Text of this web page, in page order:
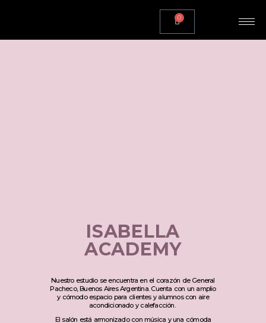
0
ISABELLA
ACADEMY
Nuestro estudio se encuentra en el corazón de General
Pacheco, Buenos Aires Argentina. Cuenta con un amplio
y cómodo espacio para clientes y alumnos con aire
acondicionado y calefacción.
El salón está armonizado con música y una cómoda